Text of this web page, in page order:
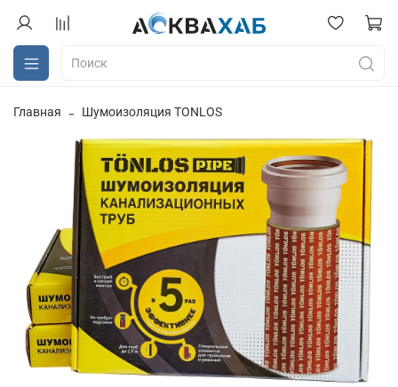
Главная Шумоизоляция TONLOS